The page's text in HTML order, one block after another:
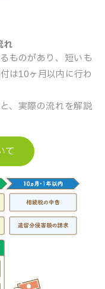
れ
ものがあり、短いも
は10ヶ月以内に行わ
、実際の流れを解説
て